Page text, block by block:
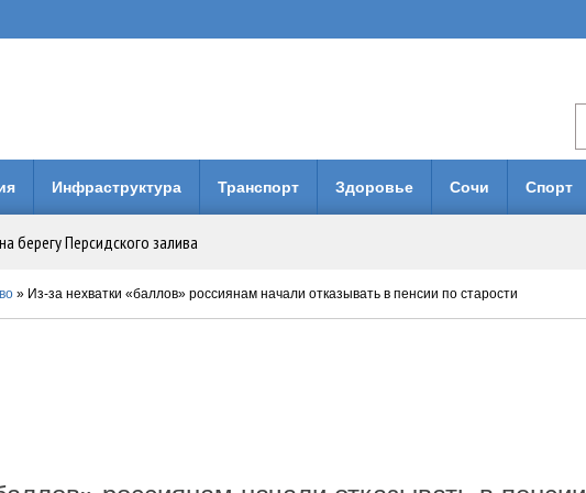
Инфраструктура Транспорт Здоровье Сочи Спорт
берегу Персидского залива
городская больница получила 3 млн рублей на новое оборудование
вместо него?
» Из-за нехватки «баллов» россиянам начали отказывать в пенсии по старости